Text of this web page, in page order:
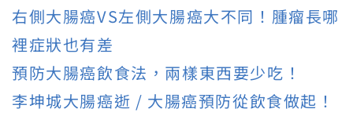
右側大腸癌VS左側大腸癌大不同！腫瘤長哪
裡症狀也有差
預防大腸癌飲食法，兩樣東西要少吃！
李坤城大腸癌逝 / 大腸癌預防從飲食做起！